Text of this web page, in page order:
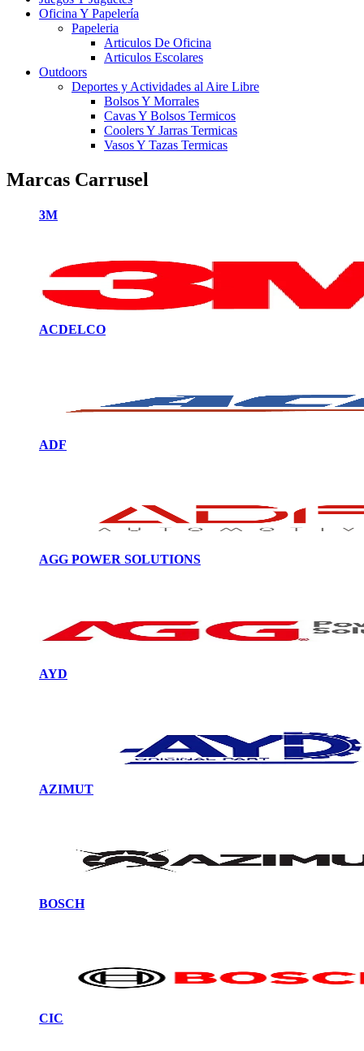
Oficina Y Papelería
Papeleria
Articulos De Oficina
Articulos Escolares
Outdoors
Deportes y Actividades al Aire Libre
Bolsos Y Morrales
Cavas Y Bolsos Termicos
Coolers Y Jarras Termicas
Vasos Y Tazas Termicas
Marcas Carrusel
3M
ACDELCO
ADF
AGG POWER SOLUTIONS
AYD
AZIMUT
BOSCH
CIC